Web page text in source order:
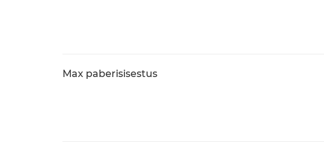
Max paberisisestus